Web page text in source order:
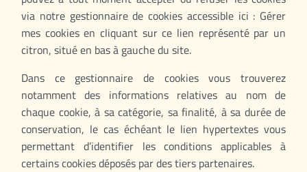
via notre gestionnaire de cookies accessible ici : Gérer
mes cookies en cliquant sur ce lien représenté par un
citron, situé en bas à gauche du site.
Dans ce gestionnaire de cookies vous trouverez
notamment des informations relatives au nom de
chaque cookie, à sa catégorie, sa finalité, à sa durée de
conservation, le cas échéant le lien hypertextes vous
permettant d’identifier les conditions applicables à
certains cookies déposés par des tiers partenaires.